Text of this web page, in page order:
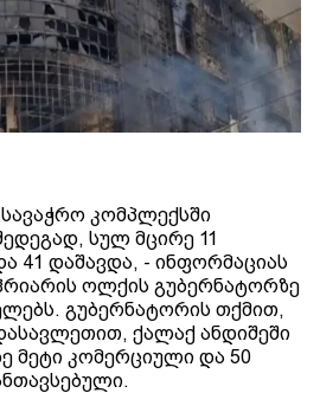
კომპლექსში
სულ მცირე 11
41 დაშავდა, - ინფორმაციას
ოლქის გუბერნატორზე
გუბერნატორის თქმით,
ქალაქ ანდიშეში
მეტი კომერციული და 50